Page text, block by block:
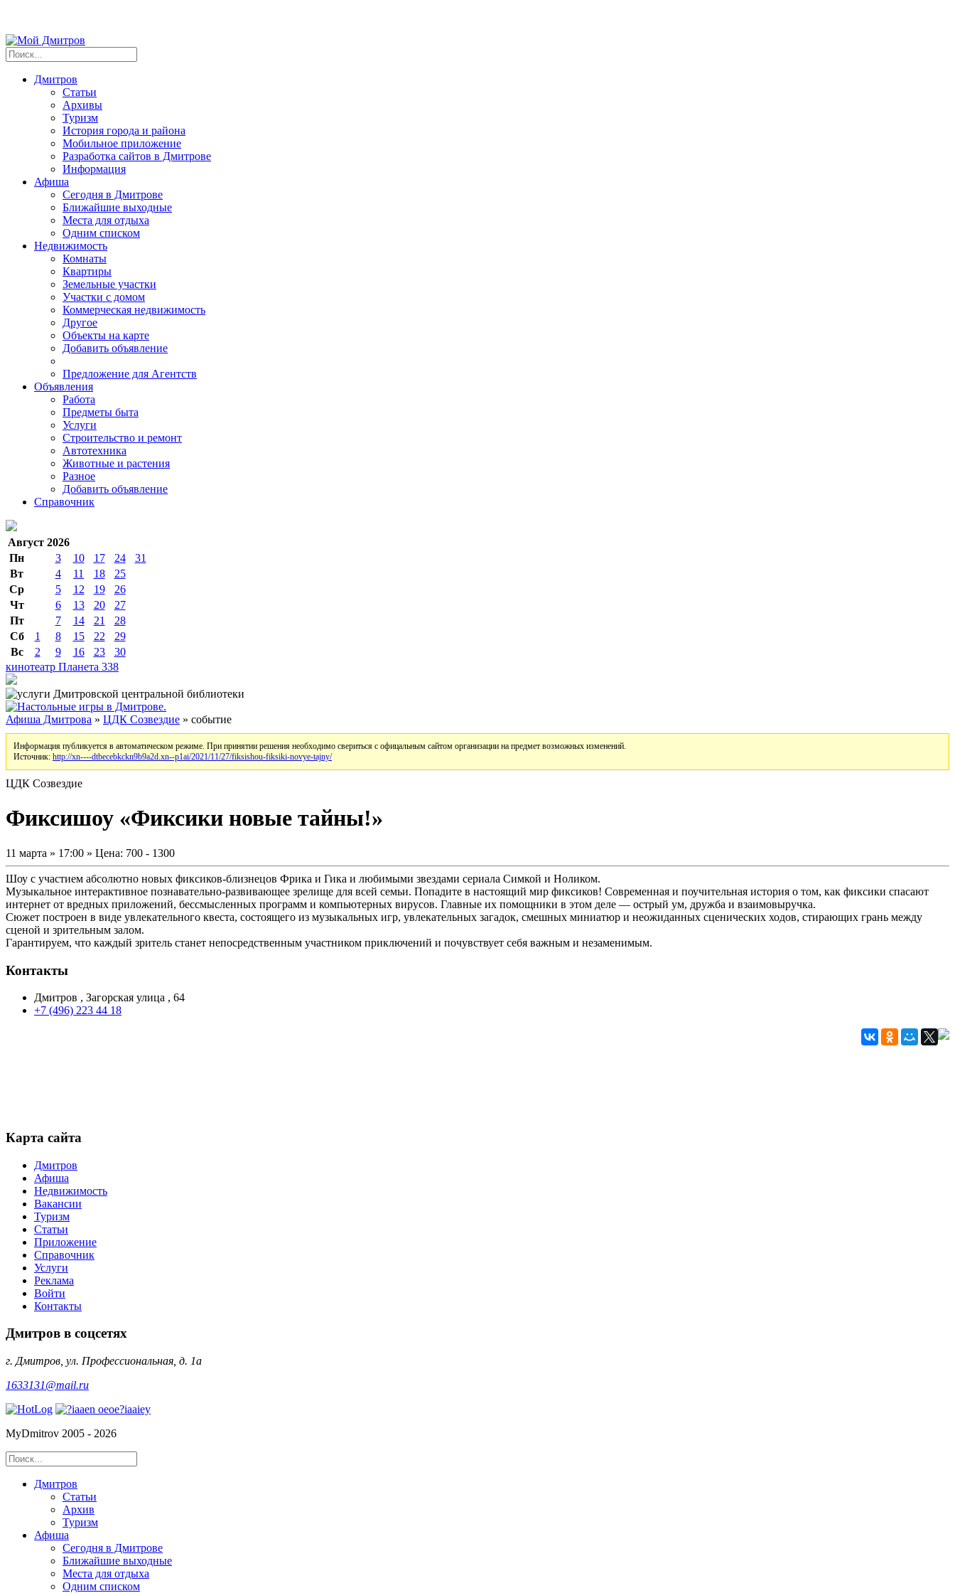
Дмитров
Статьи
Архивы
Туризм
История города и района
Мобильное приложение
Разработка сайтов в Дмитрове
Информация
Афиша
Сегодня в Дмитрове
Ближайшие выходные
Места для отдыха
Одним списком
Недвижимость
Комнаты
Квартиры
Земельные участки
Участки с домом
Коммерческая недвижимость
Другое
Объекты на карте
Добавить объявление
Предложение для Агентств
Объявления
Работа
Предметы быта
Услуги
Строительство и ремонт
Автотехника
Животные и растения
Разное
Добавить объявление
Справочник
Август 2026
Пн
3 10 17 24
31
Вт
4 11 18
25
Ср
5 12 19
26
Чт
6 13 20
27
Пт
7 14 21
28
Сб
1 8 15 22
29
Вс
2 9 16 23
30
кинотеатр Планета 338
Афиша Дмитрова » ЦДК Созвездие » событие
Информация публикуется в автоматическом режиме. При принятии решения необходимо свериться с офицальным сайтом организации на предмет возможных изменений.
Источник: http://xn----dtbecebkckn9b9a2d.xn--p1ai/2021/11/27/fiksishou-fiksiki-novye-tajny/
ЦДК Созвездие
Фиксишоу «Фиксики новые тайны!»
11 марта » 17:00 » Цена: 700 - 1300
Шоу с участием абсолютно новых фиксиков-близнецов Фрика и Гика и любимыми звездами сериала Симкой и Ноликом.
Музыкальное интерактивное познавательно-развивающее зрелище для всей семьи. Попадите в настоящий мир фиксиков! Современная и поучительная история о том, как фиксики спасают
интернет от вредных приложений, бессмысленных программ и компьютерных вирусов. Главные их помощники в этом деле — острый ум, дружба и взаимовыручка.
Сюжет построен в виде увлекательного квеста, состоящего из музыкальных игр, увлекательных загадок, смешных миниатюр и неожиданных сценических ходов, стирающих грань между
сценой и зрительным залом.
Гарантируем, что каждый зритель станет непосредственным участником приключений и почувствует себя важным и незаменимым.
Контакты
Дмитров , Загорская улица , 64
+7 (496) 223 44 18
Карта сайта
Дмитров
Афиша
Недвижимость
Вакансии
Туризм
Статьи
Приложение
Справочник
Услуги
Реклама
Войти
Контакты
Дмитров в соцсетях
г. Дмитров, ул. Профессиональная, д. 1а
1633131@mail.ru
MyDmitrov 2005 - 2026
Дмитров
Статьи
Архив
Туризм
Афиша
Сегодня в Дмитрове
Ближайшие выходные
Места для отдыха
Одним списком